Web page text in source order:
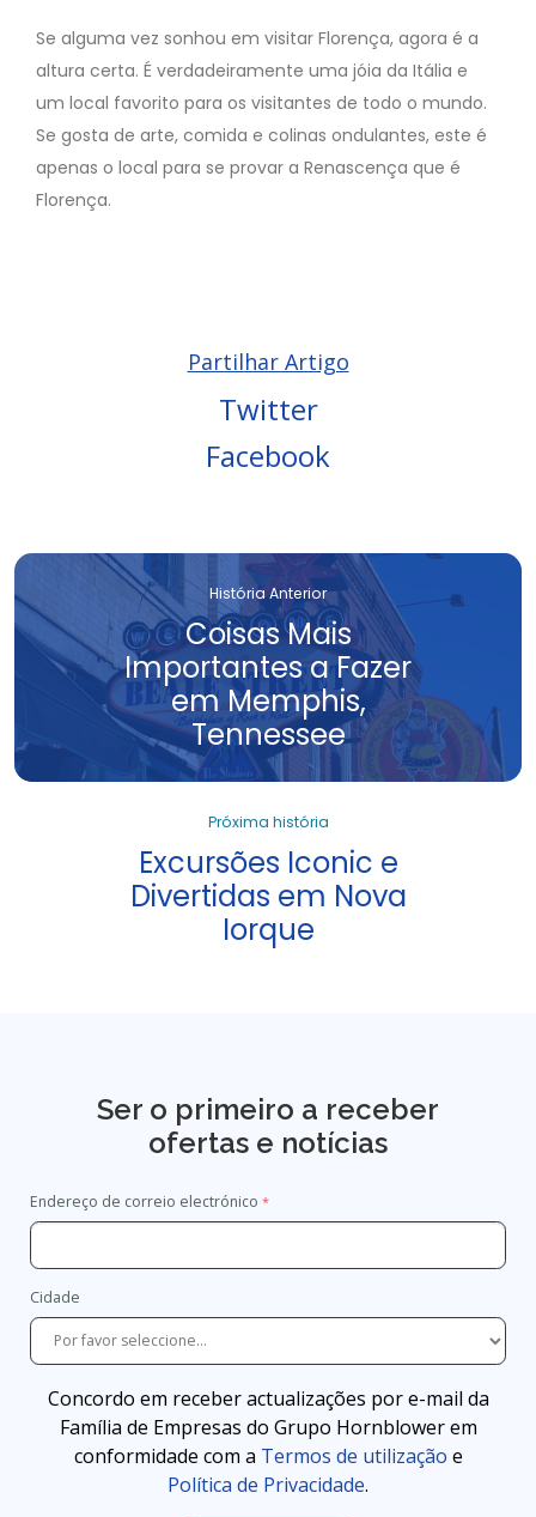
Se alguma vez sonhou em visitar Florença, agora é a
altura certa. É verdadeiramente uma jóia da Itália e
um local favorito para os visitantes de todo o mundo.
Se gosta de arte, comida e colinas ondulantes, este é
apenas o local para se provar a Renascença que é
Florença.
Partilhar Artigo
Twitter
Facebook
História Anterior
Coisas Mais
Importantes a Fazer
em Memphis,
Tennessee
Próxima história
Excursões Iconic e
Divertidas em Nova
Iorque
Ser o primeiro a receber
ofertas e notícias
Endereço de correio electrónico
Cidade
Concordo em receber actualizações por e-mail da
Família de Empresas do Grupo Hornblower em
conformidade com a Termos de utilização e
Política de Privacidade.